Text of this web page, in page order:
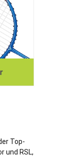
Top-
und RSL,